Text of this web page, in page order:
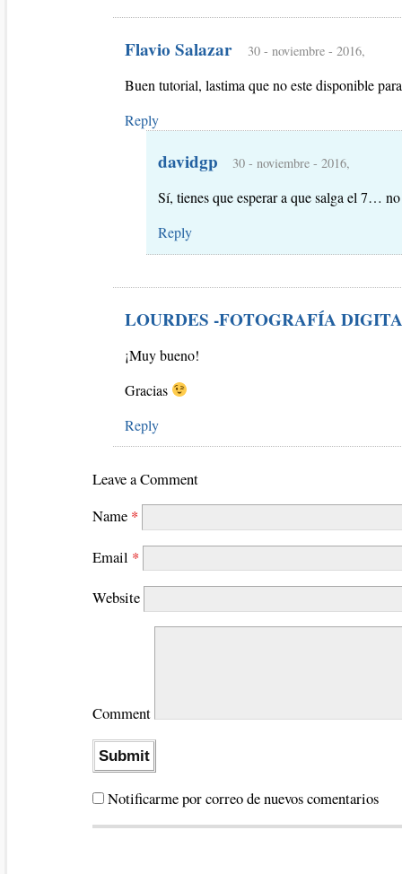
Flavio Salazar 30 - noviembre - 2016,
Buen tutorial, lastima que no este disponible
Reply
davidgp 30 - noviembre - 2016,
Sí, tienes que esperar a que salga el 7…
Reply
LOURDES -FOTOGRAFÍA
¡Muy bueno!
Gracias
Reply
Leave a Comment
Name *
Email *
Website
Comment
Notificarme por correo de nuevos comentarios